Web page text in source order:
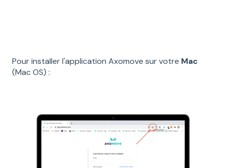
Pour installer l'application Axomove sur votre Mac
(Mac OS) :